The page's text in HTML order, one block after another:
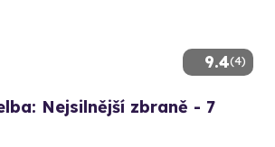
9.4(4)
Nejsilnější zbraně - 7